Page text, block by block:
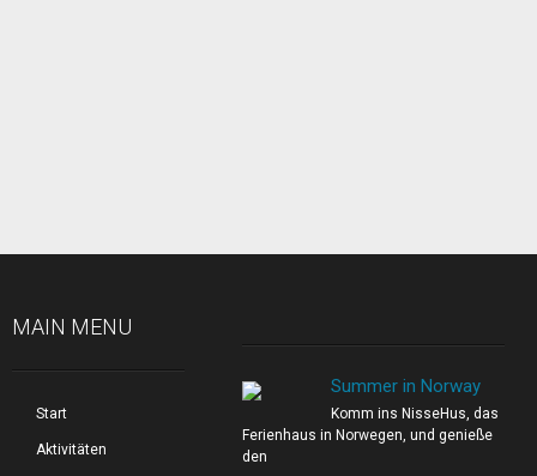
MAIN MENU
Start
Aktivitäten
Summer in Norway
Komm ins NisseHus, das
Ferienhaus in Norwegen, und genieße
den